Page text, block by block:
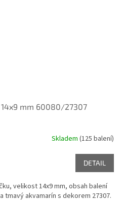
14x9 mm 60080/27307
Skladem (125 balení)
DETAIL
velikost 14x9 mm, obsah balení
tmavý akvamarín s dekorem 27307.